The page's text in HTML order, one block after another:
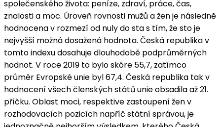
společenského života: peníze, zdraví, práce, čas,
znalosti a moc. Úroveň rovnosti mužů a žen je následně
hodnocena v rozmezí od nuly do sta s tím, že sto je
nejvyšší možná dosažená hodnota. Česká republika v
tomto indexu dosahuje dlouhodobě podprůměrných
hodnot. V roce 2019 to bylo skóre 55,7, zatímco
průměr Evropské unie byl 67,4. Česká republika tak v
hodnocení všech členských států unie obsadila až 21.
příčku. Oblast moci, respektive zastoupení žen v
rozhodovacích pozicích napříč státní správou, je